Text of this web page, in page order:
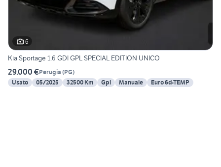
6
Kia Sportage 1.6 GDI GPL SPECIAL EDITION UNICO
29.000 €Perugia (PG)
Usato
05/2025 32500 Km Gpl Manuale Euro 6d-TEMP